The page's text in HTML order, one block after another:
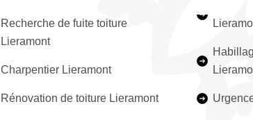
Recherche de fuite toiture
Lieramont
Charpentier Lieramont
Rénovation de toiture Lieramont